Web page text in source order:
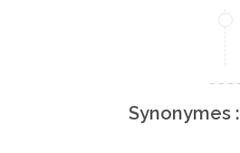
Synonymes :